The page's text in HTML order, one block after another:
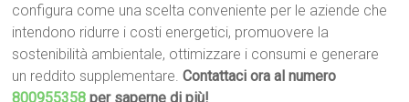
configura come una scelta conveniente per le aziende che
intendono ridurre i costi energetici, promuovere la
sostenibilità ambientale, ottimizzare i consumi e generare
un reddito supplementare.Contattaci ora al numero
800955358 per saperne di più!